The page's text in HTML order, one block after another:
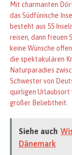
Mit charmanten
das Südfünische
besteht aus 55
reisen, dann freuen
keine Wünsche
die spektakulären
Naturparadies
Schwester von
quirligen Urlaubsort
großer Beliebtheit.
Siehe auch
Dänemark